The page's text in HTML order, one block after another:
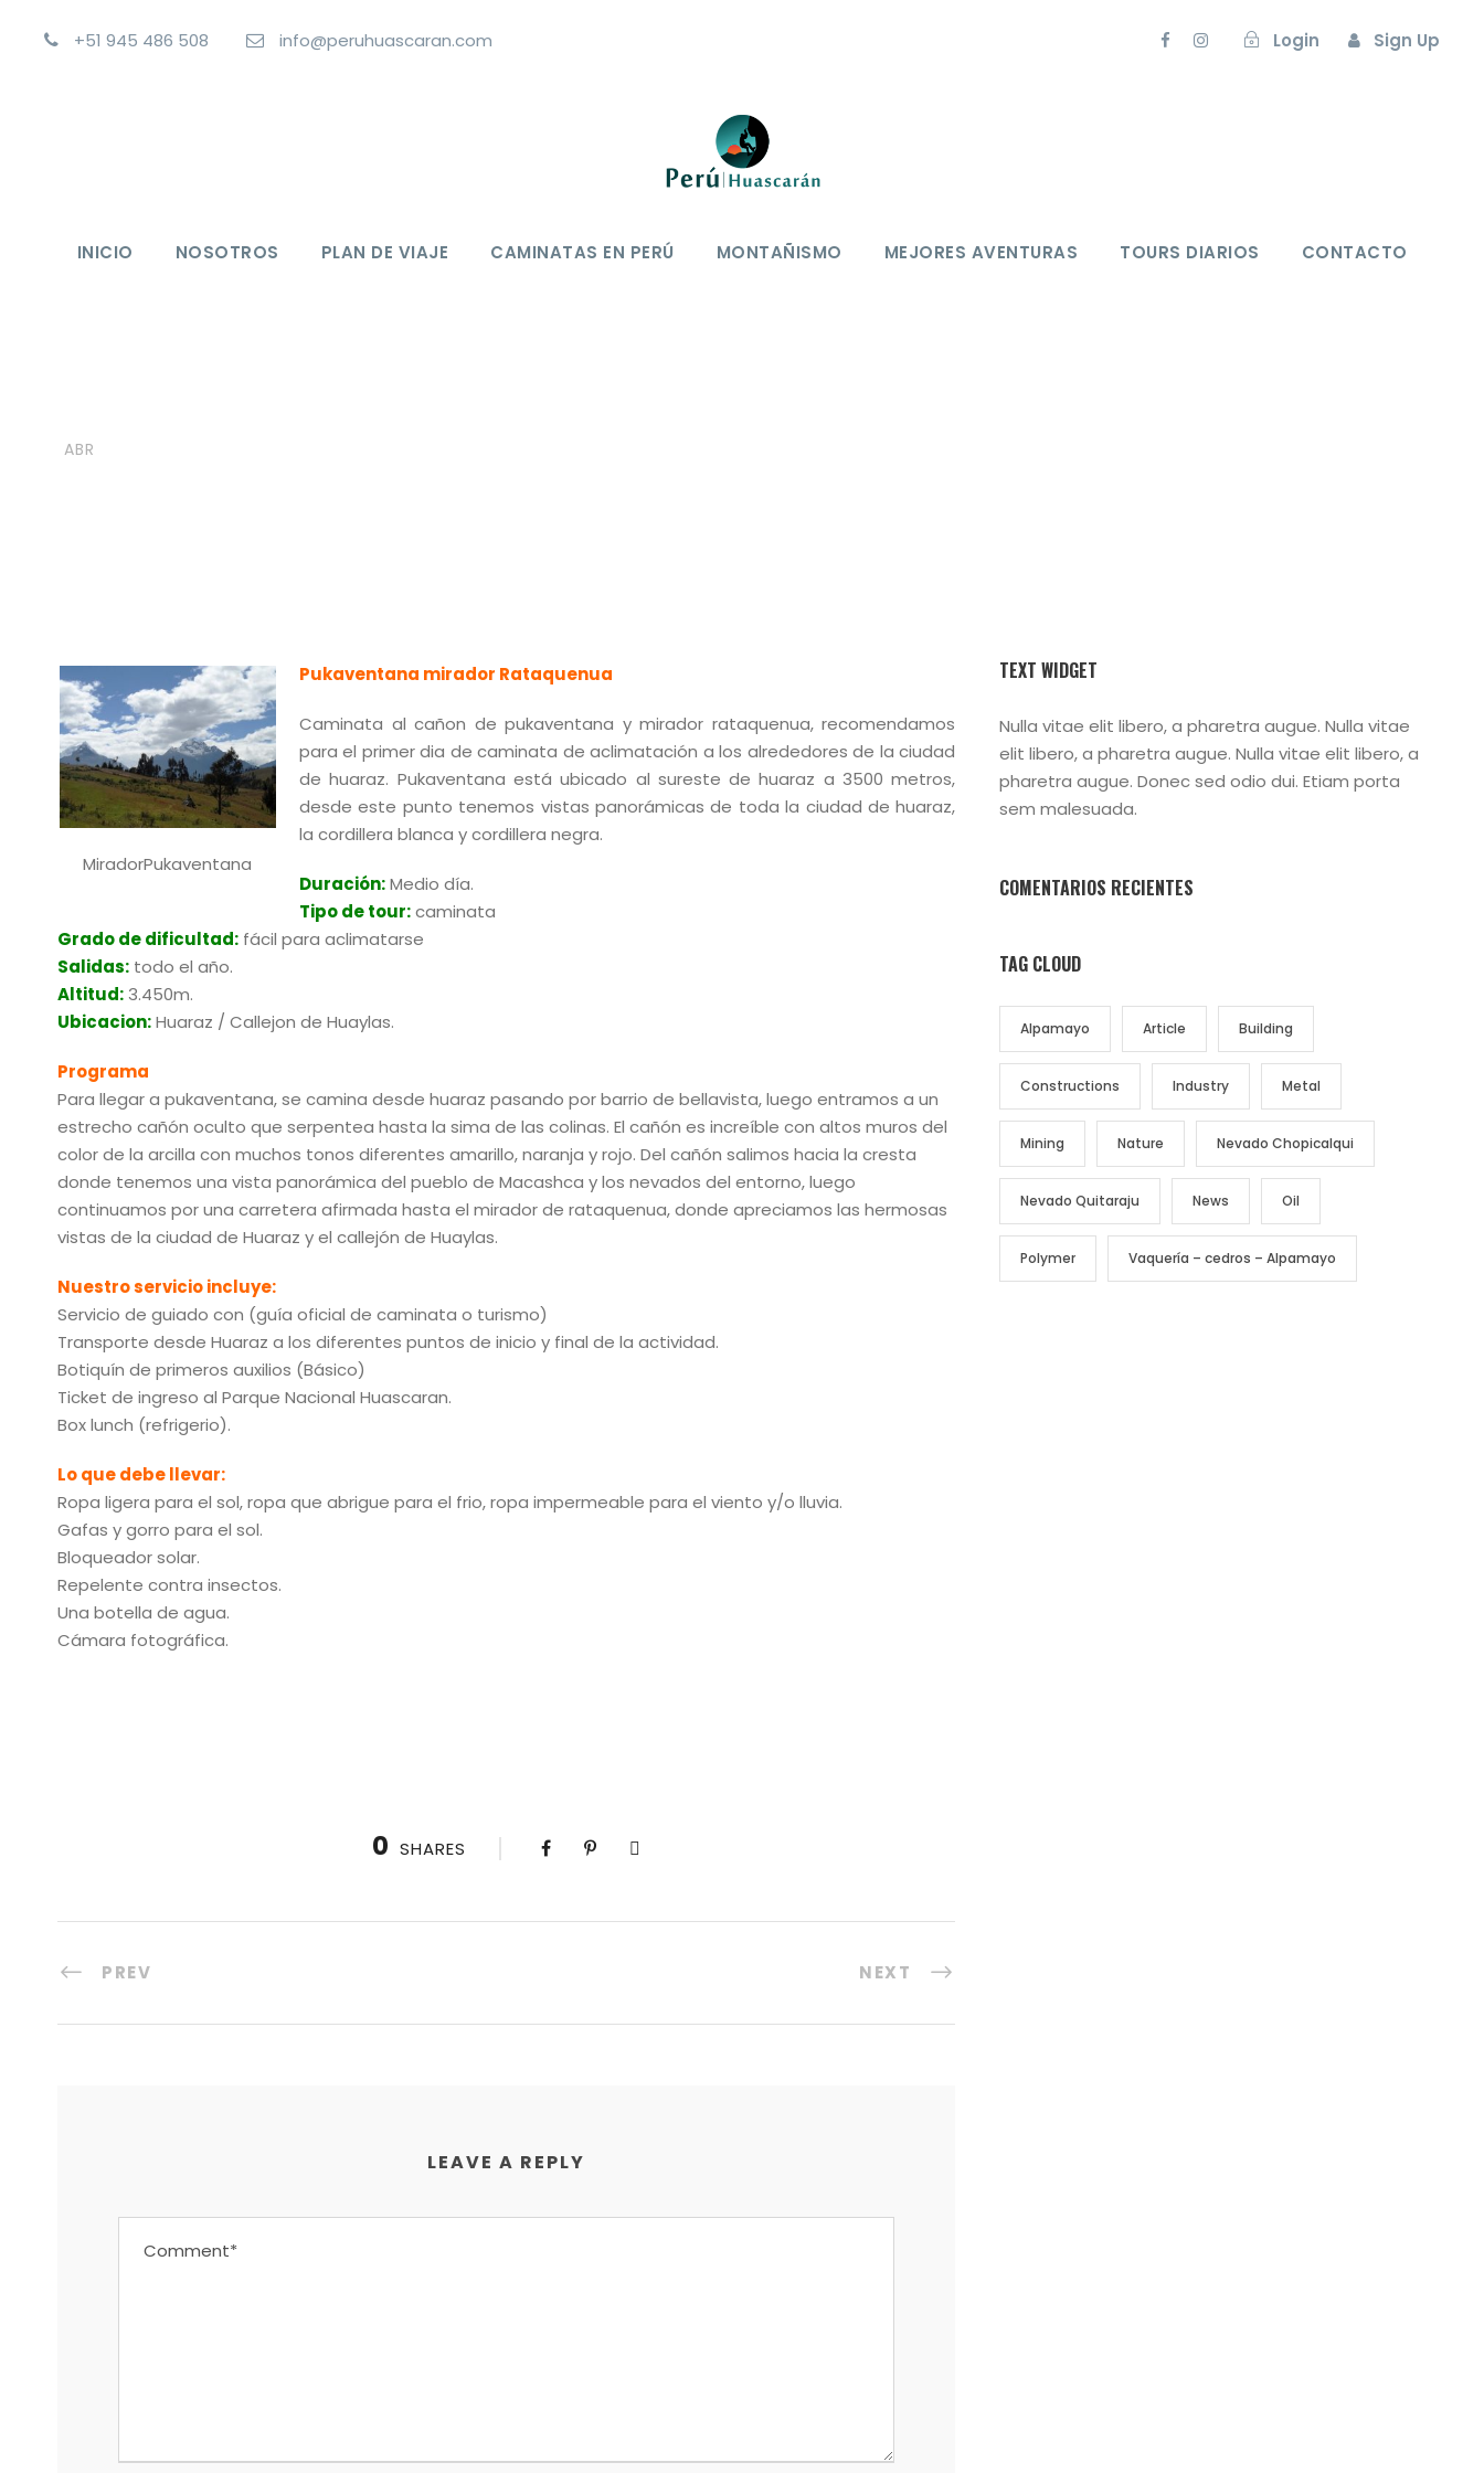
+51 945 486 508 info@peruhuascaran.com Login Sign Up
INICIO NOSOTROS PLAN DE VIAJE CAMINATAS EN PERÚ MONTAÑISMO MEJORES AVENTURAS TOURS DIARIOS CONTACTO
ABR
MiradorPukaventana
Pukaventana mirador Rataquenua
Caminata al cañon de pukaventana y mirador rataquenua, recomendamos
para el primer dia de caminata de aclimatación a los alrededores de la ciudad
de huaraz. Pukaventana está ubicado al sureste de huaraz a 3500 metros,
desde este punto tenemos vistas panorámicas de toda la ciudad de huaraz,
la cordillera blanca y cordillera negra.
Duración:Medio día.
Tipo de tour:caminata
Grado de dificultad: fácil para aclimatarse
Salidas: todo el año.
Altitud: 3.450m.
Ubicacion:Huaraz / Callejon de Huaylas.
Programa
Para llegar a pukaventana, se camina desde huaraz pasando por barrio de bellavista, luego entramos a un
estrecho cañón oculto que serpentea hasta la sima de las colinas. El cañón es increíble con altos muros del
color de la arcilla con muchos tonos diferentes amarillo, naranja y rojo. Del cañón salimos hacia la cresta
donde tenemos una vista panorámica del pueblo de Macashca y los nevados del entorno, luego
continuamos por una carretera afirmada hasta el mirador de rataquenua, donde apreciamos las hermosas
vistas de la ciudad de Huaraz y el callejón de Huaylas.
Nuestro servicio incluye:
Servicio de guiado con (guía oficial de caminata o turismo)
Transporte desde Huaraz a los diferentes puntos de inicio y final de la actividad.
Botiquín de primeros auxilios (Básico)
Ticket de ingreso al Parque Nacional Huascaran.
Box lunch (refrigerio).
Lo que debe llevar:
Ropa ligera para el sol, ropa que abrigue para el frio, ropa impermeable para el viento y/o lluvia.
Gafas y gorro para el sol.
Bloqueador solar.
Repelente contra insectos.
Una botella de agua.
Cámara fotográfica.
0 SHARES
PREV NEXT
LEAVE A REPLY
TEXT WIDGET
Nulla vitae elit libero, a pharetra augue. Nulla vitae
elit libero, a pharetra augue. Nulla vitae elit libero, a
pharetra augue. Donec sed odio dui. Etiam porta
sem malesuada.
COMENTARIOS RECIENTES
TAG CLOUD
Alpamayo Article Building
Constructions Industry Metal
Mining Nature Nevado Chopicalqui
Nevado Quitaraju News Oil
Polymer Vaquería – cedros – Alpamayo